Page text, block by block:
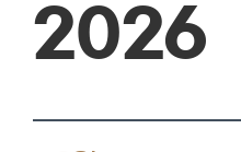
2026